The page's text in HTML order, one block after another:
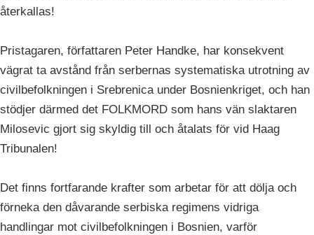
återkallas!
Pristagaren, författaren Peter Handke, har konsekvent
vägrat ta avstånd från serbernas systematiska utrotning av
civilbefolkningen i Srebrenica under Bosnienkriget, och han
stödjer därmed det FOLKMORD som hans vän slaktaren
Milosevic gjort sig skyldig till och åtalats för vid Haag
Tribunalen!
Det finns fortfarande krafter som arbetar för att dölja och
förneka den dåvarande serbiska regimens vidriga
handlingar mot civilbefolkningen i Bosnien, varför